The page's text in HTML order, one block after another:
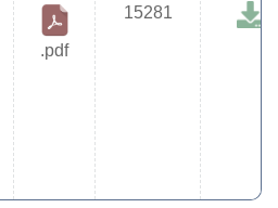
.pdf
15281